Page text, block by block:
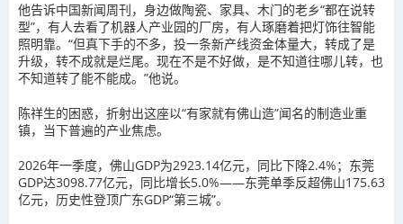
他告诉中国新闻周刊，身边做陶瓷、家具、木门的老乡“都在说转
型”，有人去看了机器人产业园的厂房，有人琢磨着把灯饰往智能
照明靠。“但真下手的不多，投一条新产线资金体量大，转成了是
升级，转不成就是烂尾。现在不是不好做，是不知道往哪儿转，也
不知道转了能不能成。”他说。
陈祥生的困惑，折射出这座以“有家就有佛山造”闻名的制造业重
镇，当下普遍的产业焦虑。
2026年一季度，佛山GDP为2923.14亿元，同比下降2.4%；东莞
GDP达3098.77亿元，同比增长5.0%——东莞单季反超佛山175.63
亿元，历史性登顶广东GDP“第三城”。